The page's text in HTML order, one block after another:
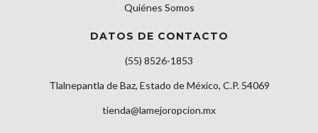
Quiénes Somos
DATOS DE CONTACTO
(55) 8526-1853
Tlalnepantla de Baz, Estado de México, C.P. 54069
tienda@lamejoropcion.mx